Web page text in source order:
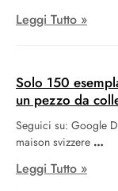
Leggi Tutto »
Solo 150
un pezzo da
Seguici su: Google
maison svizzere
Leggi Tutto »